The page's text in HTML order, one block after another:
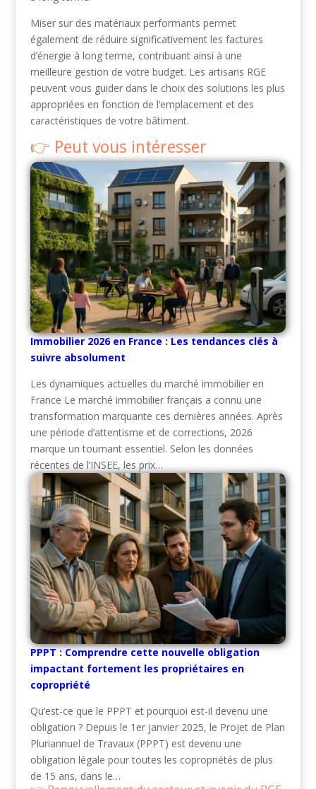
Miser sur des matériaux performants permet
également de réduire significativement les factures
d’énergie à long terme, contribuant ainsi à une
meilleure gestion de votre budget. Les artisans RGE
peuvent vous guider dans le choix des solutions les plus
appropriées en fonction de l’emplacement et des
caractéristiques de votre bâtiment.
Peut vous intéresser
Immobilier 2026 en France : Les tendances clés à
suivre absolument
Les dynamiques actuelles du marché immobilier en
France Le marché immobilier français a connu une
transformation marquante ces dernières années. Après
une période d’attentisme et de corrections, 2026
marque un tournant essentiel. Selon les données
récentes de l’INSEE, les prix…
PPPT : Comprendre cette nouvelle obligation
impactant fortement les propriétaires en
copropriété
Qu’est-ce que le PPPT et pourquoi est-il devenu une
obligation ? Depuis le 1er janvier 2025, le Projet de Plan
Pluriannuel de Travaux (PPPT) est devenu une
obligation légale pour toutes les copropriétés de plus
de 15 ans, dans le…